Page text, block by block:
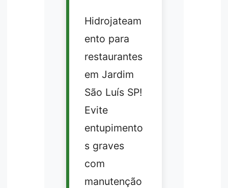
Hidrojateam
ento para
restaurantes
em Jardim
São Luís SP!
Evite
entupimento
s graves
com
manutenção